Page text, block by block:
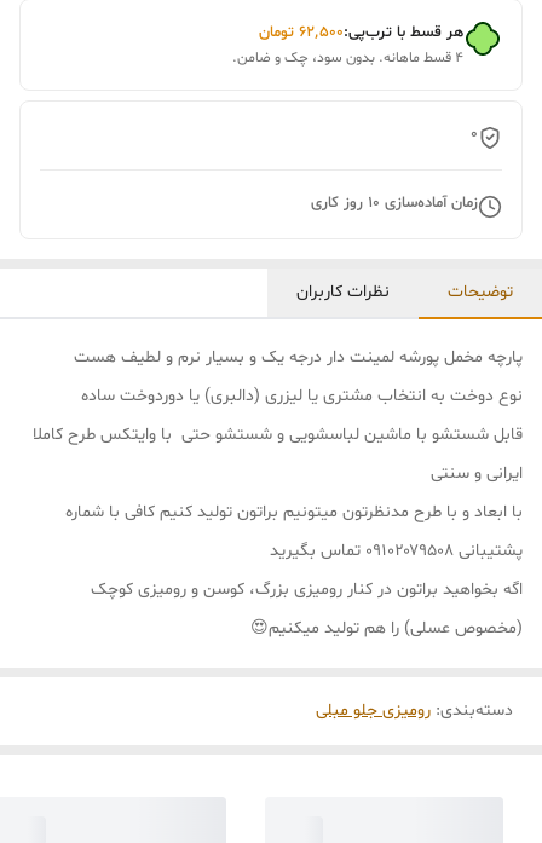
هر قسط با ترب‌پی:۶۲٬۵۰۰ تومان
۴ قسط ماهانه. بدون سود، چک و ضامن.
0
زمان آماده‌سازی 10 روز کاری
توضیحات نظرات کاربران
پارچه مخمل پورشه لمینت دار درجه یک و بسیار نرم و لطیف هست
نوع دوخت به انتخاب مشتری یا لیزری (دالبری) یا دوردوخت ساده
قابل شستشو با ماشین لباسشویی و شستشو حتی با وایتکس طرح کاملا
ایرانی و سنتی
با ابعاد و با طرح مدنظرتون میتونیم براتون تولید کنیم کافی با شماره
پشتیبانی ۰۹۱۰۲۰۷۹۵۰۸ تماس بگیرید
اگه بخواهید براتون در کنار رومیزی بزرگ، کوسن و رومیزی کوچک
(مخصوص عسلی) را هم تولید میکنیم😍
دسته‌بندی: رومیزی جلو مبلی